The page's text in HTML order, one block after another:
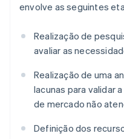
envolve as seguintes
Realização de
avaliar as
Realização de uma
lacunas para validar
de mercado não
Definição dos